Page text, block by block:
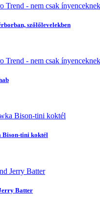
szőlőlevelekben
Bison-tini koktél
Batter